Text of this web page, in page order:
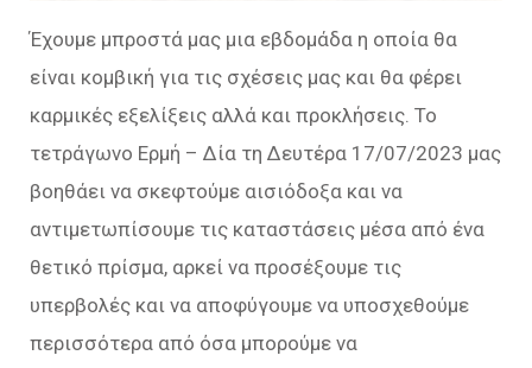
Έχουμε μπροστά μας μια εβδομάδα η οποία θα
είναι κομβική για τις σχέσεις μας και θα φέρει
καρμικές εξελίξεις αλλά και προκλήσεις. Το
τετράγωνο Ερμή – Δία τη Δευτέρα 17/07/2023 μας
βοηθάει να σκεφτούμε αισιόδοξα και να
αντιμετωπίσουμε τις καταστάσεις μέσα από ένα
θετικό πρίσμα, αρκεί να προσέξουμε τις
υπερβολές και να αποφύγουμε να υποσχεθούμε
περισσότερα από όσα μπορούμε να